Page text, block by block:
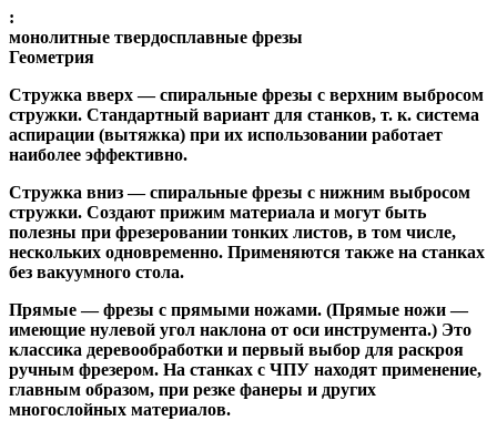
:
монолитные твердосплавные фрезы
Геометрия
Стружка вверх— спиральные фрезы с верхним выбросом
стружки. Стандартный вариант для станков, т. к. система
аспирации (вытяжка) при их использовании работает
наиболее эффективно.
Стружка вниз— спиральные фрезы с нижним выбросом
стружки. Создают прижим материала и могут быть
полезны при фрезеровании тонких листов, в том числе,
нескольких одновременно. Применяются также на станках
без вакуумного стола.
Прямые— фрезы с прямыми ножами. (Прямые ножи —
имеющие нулевой угол наклона от оси инструмента.) Это
классика деревообработки и первый выбор для раскроя
ручным фрезером. На станках с ЧПУ находят применение,
главным образом, при резке фанеры и других
многослойных материалов.